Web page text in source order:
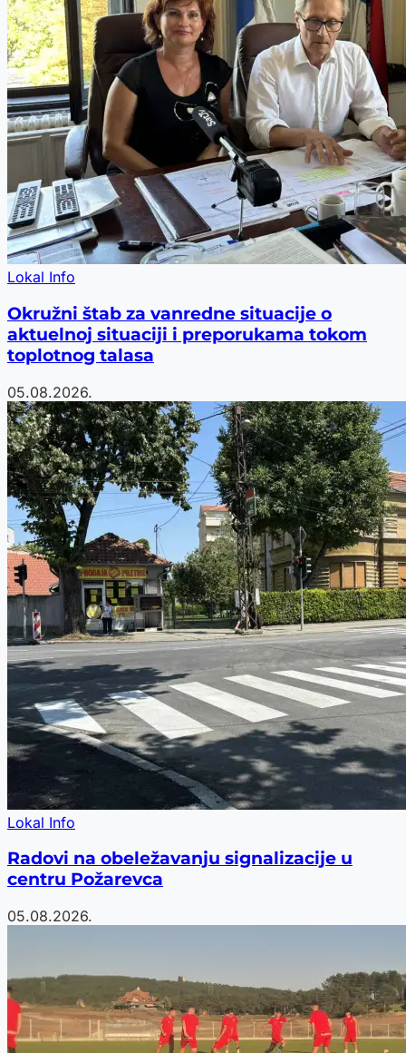
Lokal Info
Okružni štab za vanredne situacije o
aktuelnoj situaciji i preporukama tokom
toplotnog talasa
05.08.2026.
Lokal Info
Radovi na obeležavanju signalizacije u
centru Požarevca
05.08.2026.